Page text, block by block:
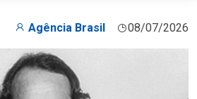
Agência Brasil 08/07/2026